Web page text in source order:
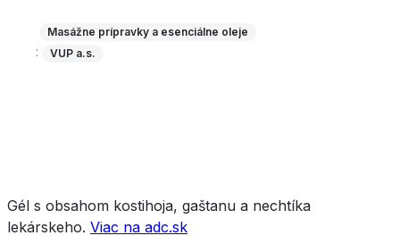
Masážne prípravky a esenciálne oleje
: VUP a.s.
Gél s obsahom kostihoja, gaštanu a nechtíka
lekárskeho. Viac na adc.sk